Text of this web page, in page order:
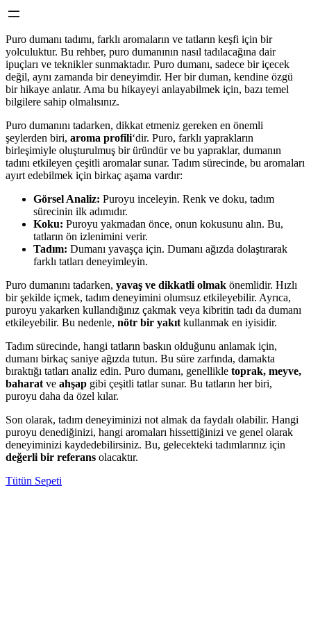
Puro dumanı tadımı, farklı aromaların ve tatların keşfi için bir
yolculuktur. Bu rehber, puro dumanının nasıl tadılacağına dair
ipuçları ve teknikler sunmaktadır. Puro dumanı, sadece bir içecek
değil, aynı zamanda bir deneyimdir. Her bir duman, kendine özgü
bir hikaye anlatır. Ama bu hikayeyi anlayabilmek için, bazı temel
bilgilere sahip olmalısınız.
Puro dumanını tadarken, dikkat etmeniz gereken en önemli
şeylerden biri, aroma profili‘dir. Puro, farklı yaprakların
birleşimiyle oluşturulmuş bir üründür ve bu yapraklar, dumanın
tadını etkileyen çeşitli aromalar sunar. Tadım sürecinde, bu aromaları
ayırt edebilmek için birkaç aşama vardır:
Görsel Analiz: Puroyu inceleyin. Renk ve doku, tadım
sürecinin ilk adımıdır.
Koku: Puroyu yakmadan önce, onun kokusunu alın. Bu,
tatların ön izlenimini verir.
Tadım: Dumanı yavaşça için. Dumanı ağızda dolaştırarak
farklı tatları deneyimleyin.
Puro dumanını tadarken, yavaş ve dikkatli olmak önemlidir. Hızlı
bir şekilde içmek, tadım deneyimini olumsuz etkileyebilir. Ayrıca,
puroyu yakarken kullandığınız çakmak veya kibritin tadı da dumanı
etkileyebilir. Bu nedenle, nötr bir yakıt kullanmak en iyisidir.
Tadım sürecinde, hangi tatların baskın olduğunu anlamak için,
dumanı birkaç saniye ağızda tutun. Bu süre zarfında, damakta
bıraktığı tatları analiz edin. Puro dumanı, genellikle toprak, meyve,
baharat ve ahşap gibi çeşitli tatlar sunar. Bu tatların her biri,
puroyu daha da özel kılar.
Son olarak, tadım deneyiminizi not almak da faydalı olabilir. Hangi
puroyu denediğinizi, hangi aromaları hissettiğinizi ve genel olarak
deneyiminizi kaydedebilirsiniz. Bu, gelecekteki tadımlarınız için
değerli bir referans olacaktır.
Tütün Sepeti